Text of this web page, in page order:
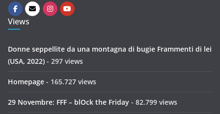
Views
Donne seppellite da una montagna di bugie Frammenti di lei
(USA, 2022) - 297 views
Homepage - 165.727 views
29 Novembre: FFF – blOck the Friday - 82.799 views